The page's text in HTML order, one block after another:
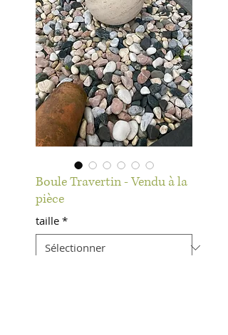
Boule Travertin - Vendu à la
pièce
taille *